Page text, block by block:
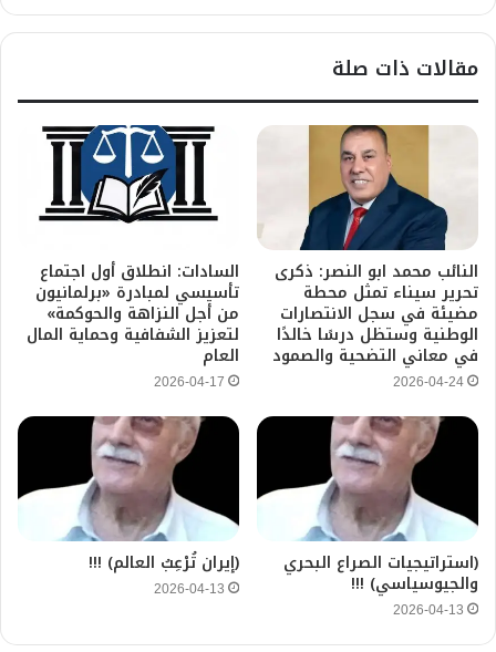
مقالات ذات صلة
النائب محمد ابو النصر: ذكرى
تحرير سيناء تمثل محطة
مضيئة في سجل الانتصارات
الوطنية وستظل درسًا خالدًا
في معاني التضحية والصمود
2026-04-24
السادات: انطلاق أول اجتماع
تأسيسي لمبادرة «برلمانيون
من أجل النزاهة والحوكمة»
لتعزيز الشفافية وحماية المال
العام
2026-04-17
(استراتيجيات الصراع البحري
والجيوسياسي) !!!
2026-04-13
(إيران تُرْعِبُ العالم) !!!
2026-04-13